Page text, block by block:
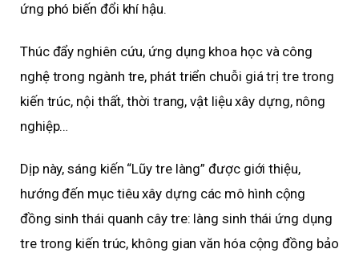
ứng phó biến đổi khí hậu.
Thúc đẩy nghiên cứu, ứng dụng khoa học và công
nghệ trong ngành tre, phát triển chuỗi giá trị tre trong
kiến trúc, nội thất, thời trang, vật liệu xây dựng, nông
nghiệp…
Dịp này, sáng kiến “Lũy tre làng” được giới thiệu,
hướng đến mục tiêu xây dựng các mô hình cộng
đồng sinh thái quanh cây tre: làng sinh thái ứng dụng
tre trong kiến trúc, không gian văn hóa cộng đồng bảo